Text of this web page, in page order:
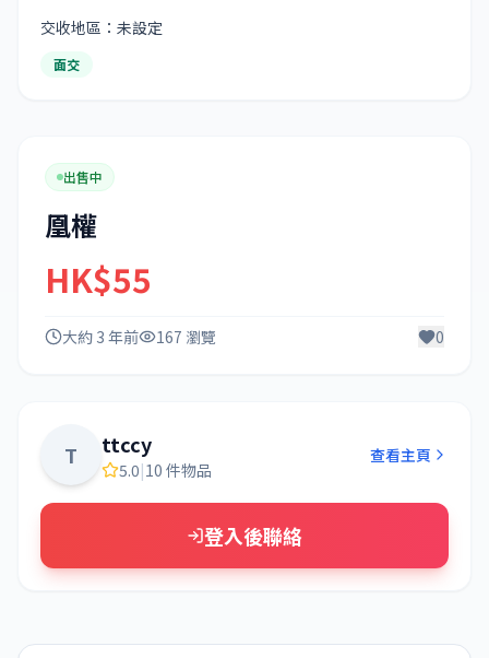
交收地區：未設定
面交
出售中
凰權
HK$55
大約 3 年前 167 瀏覽 0
T ttccy
5.0|10 件物品
查看主頁
登入後聯絡